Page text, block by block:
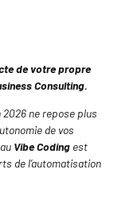
de votre propre
Consulting.
ne repose plus
de vos
Vibe Coding est
de l’automatisation